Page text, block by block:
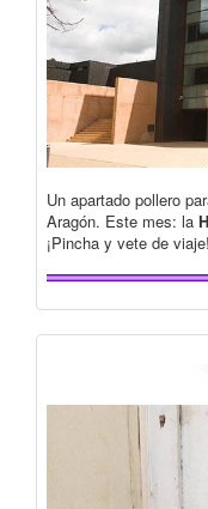
Un apartado pollero
Aragón. Este mes: la
¡Pincha y vete de viaje!